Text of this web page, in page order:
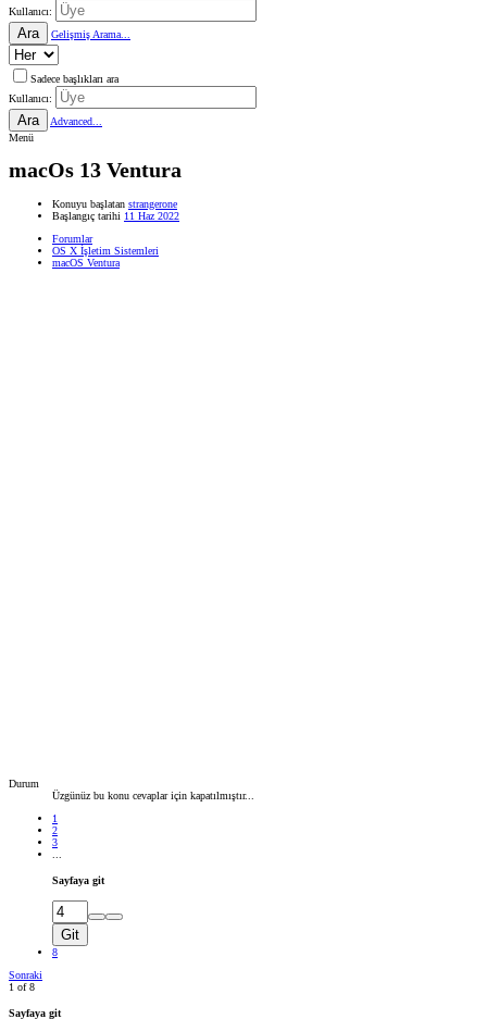
Kullanıcı:
Ara Gelişmiş Arama...
Sadece başlıkları ara
Kullanıcı:
Ara
Advanced...
Menü
macOs 13 Ventura
Konuyu başlatan strangerone
Başlangıç tarihi 11 Haz 2022
Forumlar
OS X İşletim Sistemleri
macOS Ventura
Durum
Üzgünüz bu konu cevaplar için kapatılmıştır...
1
2
3
Sayfaya git
Git
8
Sonraki
1 of 8
Sayfaya git